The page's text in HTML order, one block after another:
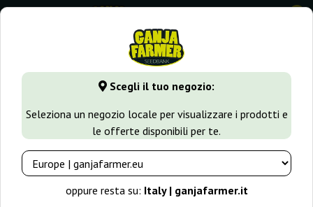
Scegli il tuo negozio:
Seleziona un negozio locale per visualizzare i prodotti e
le offerte disponibili per te.
oppure resta su: Italy | ganjafarmer.it
0
GanjaFarmer.it Tipi di Semi Semi Sativa Panama x